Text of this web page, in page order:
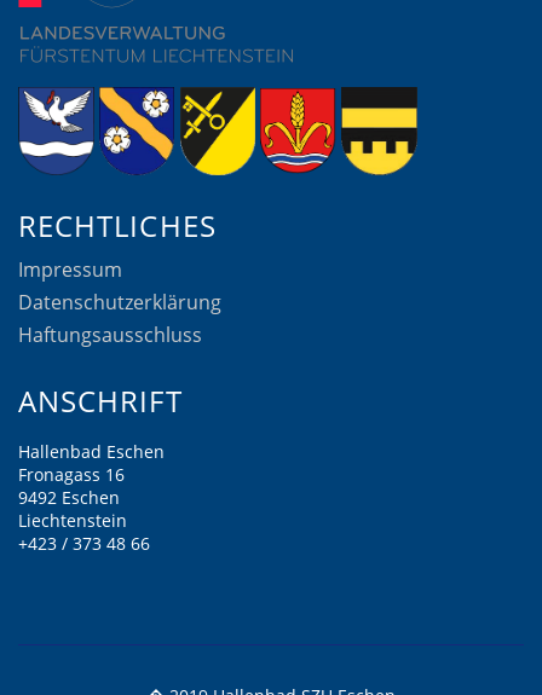
RECHTLICHES
Impressum
Datenschutzerklärung
Haftungsausschluss
ANSCHRIFT
Hallenbad Eschen
Fronagass 16
9492 Eschen
Liechtenstein
+423 / 373 48 66